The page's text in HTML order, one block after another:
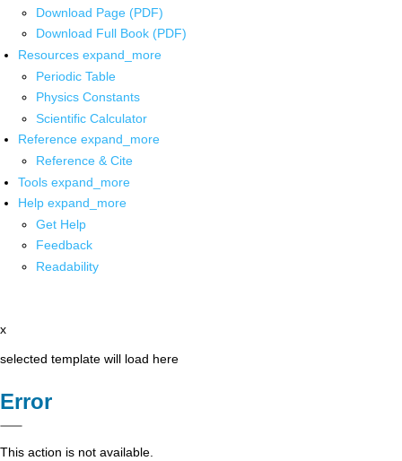
Download Page (PDF)
Download Full Book (PDF)
Resources expand_more
Periodic Table
Physics Constants
Scientific Calculator
Reference expand_more
Reference & Cite
Tools expand_more
Help expand_more
Get Help
Feedback
Readability
x
selected template will load here
Error
This action is not available.